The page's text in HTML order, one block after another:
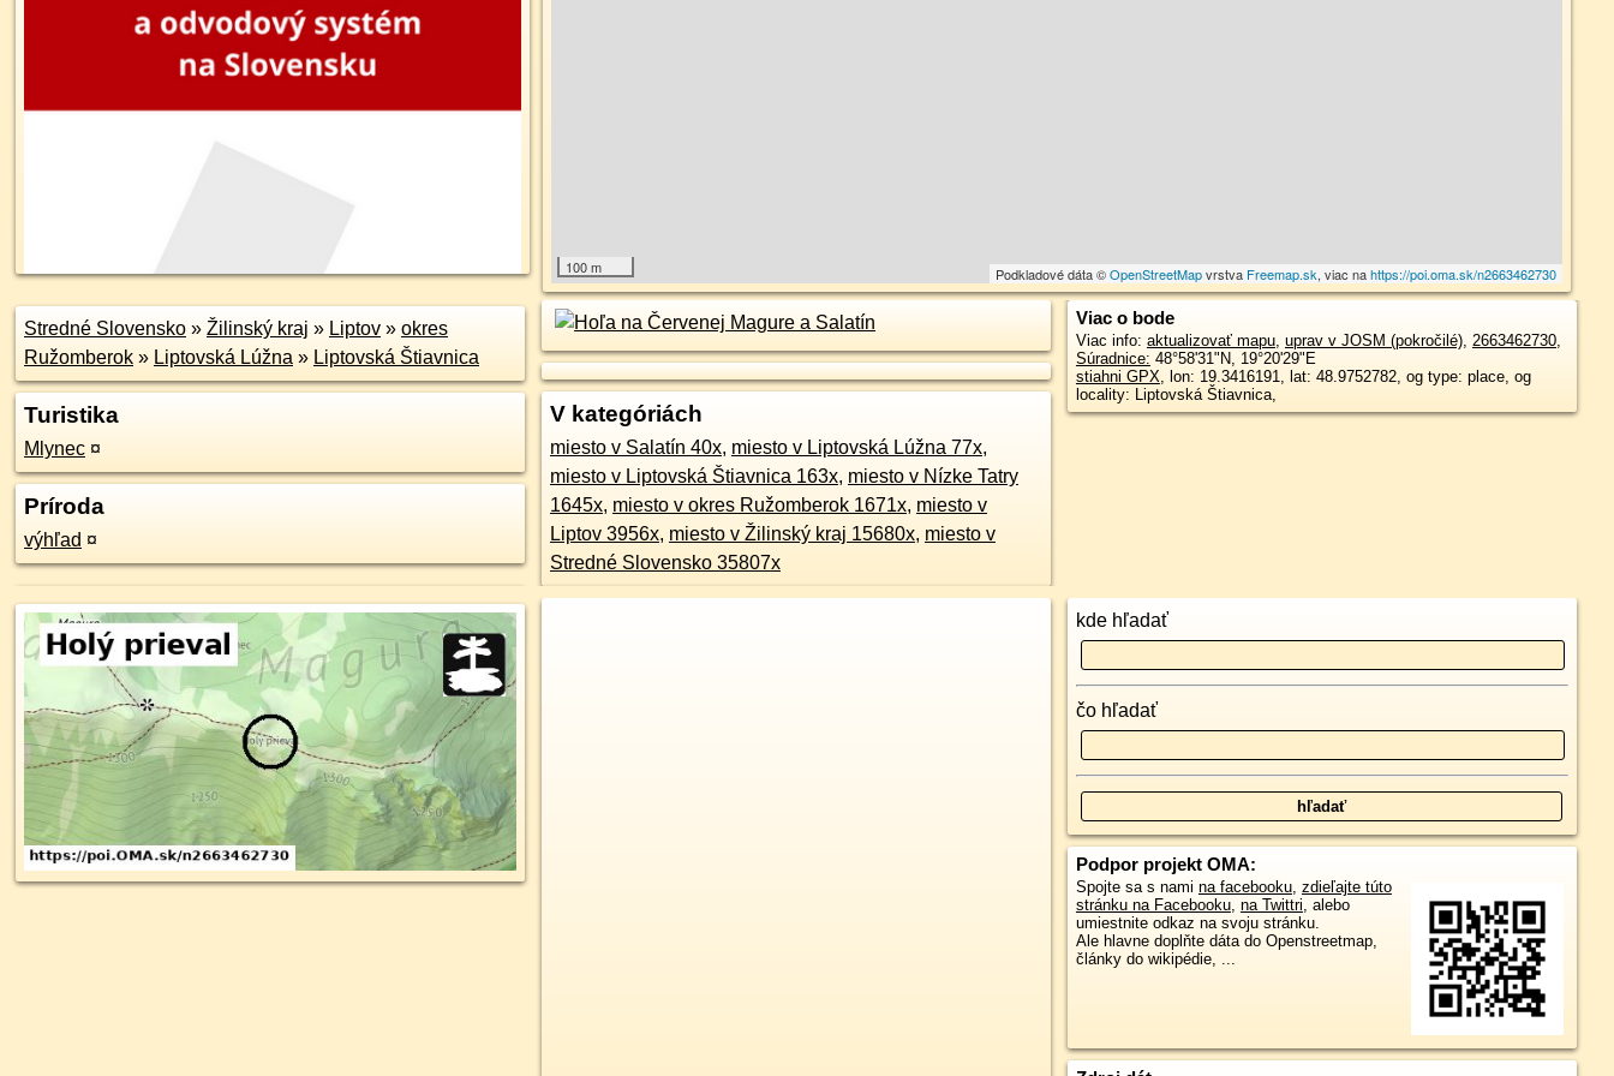
100 m Podkladové dáta ©OpenStreetMapvrstva Freemap.sk, viac nahttps://poi.oma.sk/n2663462730
Stredné Slovensko » Žilinský kraj » Liptov » okres
Ružomberok » Liptovská Lúžna » Liptovská Štiavnica
Turistika
Mlynec ¤
Príroda
výhľad ¤
V kategóriách
miesto v Salatín 40x, miesto v Liptovská Lúžna 77x,
miesto v Liptovská Štiavnica 163x, miesto v Nízke Tatry
1645x, miesto v okres Ružomberok 1671x, miesto v
Liptov 3956x, miesto v Žilinský kraj 15680x, miesto v
Stredné Slovensko 35807x
Viac o bode
Viac info: aktualizovať mapu, uprav v JOSM (pokročilé), 2663462730,
Súradnice: 48°58'31"N, 19°20'29"E
stiahni GPX, lon: 19.3416191, lat: 48.9752782, og type: place, og
locality: Liptovská Štiavnica,
kde hľadať
čo hľadať
Podpor projekt OMA:
Spojte sa s nami na facebooku, zdieľajte túto
stránku na Facebooku, na Twittri, alebo
umiestnite odkaz na svoju stránku.
Ale hlavne doplňte dáta do Openstreetmap,
články do wikipédie, ...